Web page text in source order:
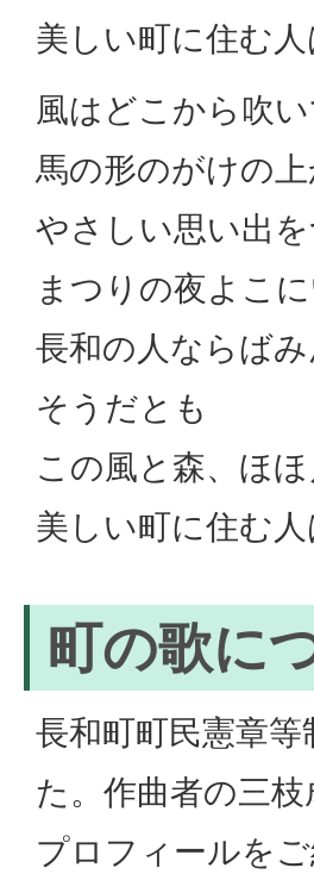
美しい町に住む人
風はどこから吹
馬の形のがけの上
やさしい思い出
まつりの夜よこ
長和の人ならば
そうだとも
この風と森、ほ
美しい町に住む人
町の歌に
長和町町民憲章
た。作曲者の三
プロフィールをご